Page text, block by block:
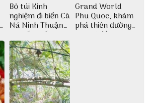
Bỏ túi Kinh
nghiệm đi biển Cà
Ná Ninh Thuận
chi tiết nhất
Grand World
Phu Quoc, khám
phá thiên đường
giải trí đầy sôi